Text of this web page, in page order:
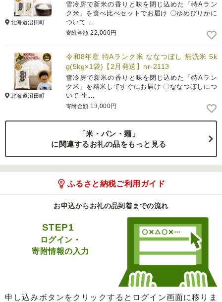
北海道沼田町
雪冷房で新米の香りと味を閉じ込めた「特Aラン
ク米」を食べ比べセットでお届け 〇ゆめぴりかに
ついて …
寄附金額 22,000円
北海道沼田町
令和8年産 特Aランク米 ななつぼし 無洗米 5k
g(5kg×1袋)【2月発送】nr-2113
雪冷房で新米の香りと味を閉じ込めた「特Aラン
ク米」を精米してすぐにお届け 〇ななつぼしにつ
いて 生…
寄附金額 13,000円
「米・パン・麺」
に関連するお礼の品をもっと見る
ふるさと納税ご利用ガイド
お申込からお礼の品到着までの流れ
STEP1
ログイン・
寄附情報の入力
申し込みボタンをクリックするとログイン画面に移りま